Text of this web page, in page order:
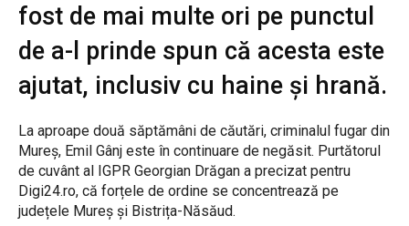
fost de mai multe ori pe punctul
de a-l prinde spun că acesta este
ajutat, inclusiv cu haine și hrană.
La aproape două săptămâni de căutări, criminalul fugar din
Mureș, Emil Gânj este în continuare de negăsit. Purtătorul
de cuvânt al IGPR Georgian Drăgan a precizat pentru
Digi24.ro, că forțele de ordine se concentrează pe
județele Mureș și Bistrița-Năsăud.